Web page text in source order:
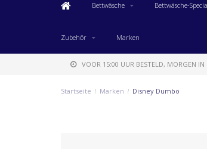
Bettwäsche Bettwäsche-
Zubehör Marken
VOOR 15:00 UUR BESTELD, MORGEN IN
Startseite / Marken / Disney Dumbo